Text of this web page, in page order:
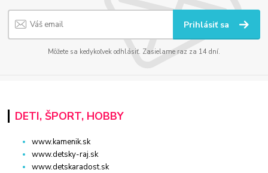
Prihlásiť sa
Môžete sa kedykoľvek odhlásiť. Zasielame raz za 14 dní.
DETI, ŠPORT, HOBBY
www.kamenik.sk
www.detsky-raj.sk
www.detskaradost.sk